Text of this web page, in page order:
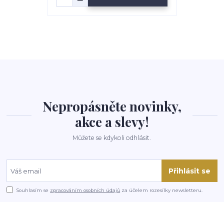
Nepropásněte novinky,
akce a slevy!
Můžete se kdykoli odhlásit.
Přihlásit se
Souhlasím se zpracováním osobních údajů za účelem rozesílky newsletteru.